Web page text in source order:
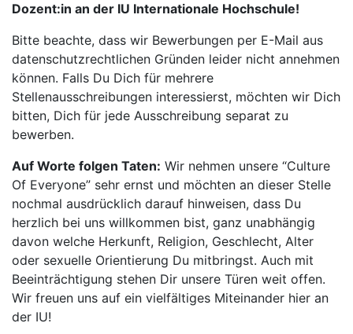
Dozent:in an der IU Internationale Hochschule!
Bitte beachte, dass wir Bewerbungen per E-Mail aus
datenschutzrechtlichen Gründen leider nicht annehmen
können. Falls Du Dich für mehrere
Stellenausschreibungen interessierst, möchten wir Dich
bitten, Dich für jede Ausschreibung separat zu
bewerben.
Auf Worte folgen Taten: Wir nehmen unsere “Culture
Of Everyone” sehr ernst und möchten an dieser Stelle
nochmal ausdrücklich darauf hinweisen, dass Du
herzlich bei uns willkommen bist, ganz unabhängig
davon welche Herkunft, Religion, Geschlecht, Alter
oder sexuelle Orientierung Du mitbringst. Auch mit
Beeinträchtigung stehen Dir unsere Türen weit offen.
Wir freuen uns auf ein vielfältiges Miteinander hier an
der IU!